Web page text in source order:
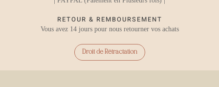
RETOUR & REMBOURSEMENT
Vous avez 14 jours pour nous retourner vos achats
Droit de Rétractation